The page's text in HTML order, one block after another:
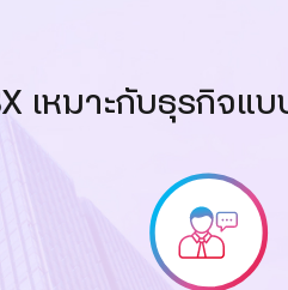
เหมาะกับธุรกิจแบ